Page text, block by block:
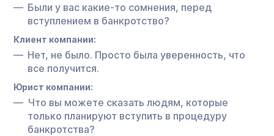
Были у вас какие-то сомнения, перед
вступлением в банкротство?
Клиент компании:
Нет, не было. Просто была уверенность, что
все получится.
Юрист компании:
Что вы можете сказать людям, которые
только планируют вступить в процедуру
банкротства?